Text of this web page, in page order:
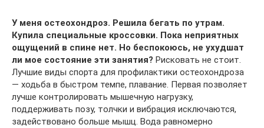
У меня остеохондроз. Решила бегать по утрам.
Купила специальные кроссовки. Пока неприятных
ощущений в спине нет. Но беспокоюсь, не ухудшат
ли мое состояние эти занятия? Рисковать не стоит.
Лучшие виды спорта для профилактики остеохондроза
— ходьба в быстром темпе, плавание. Первая позволяет
лучше контролировать мышечную нагрузку,
поддерживать позу, толчки и вибрация исключаются,
задействовано больше мышц. Вода равномерно